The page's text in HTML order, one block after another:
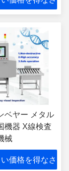
ベヤー メタル
機器 X線検査
械
価格を得なさ